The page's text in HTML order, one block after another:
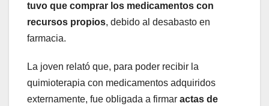
tuvo que comprar los medicamentos con
recursos propios, debido al desabasto en
farmacia.
La joven relató que, para poder recibir la
quimioterapia con medicamentos adquiridos
externamente, fue obligada a firmar actas de